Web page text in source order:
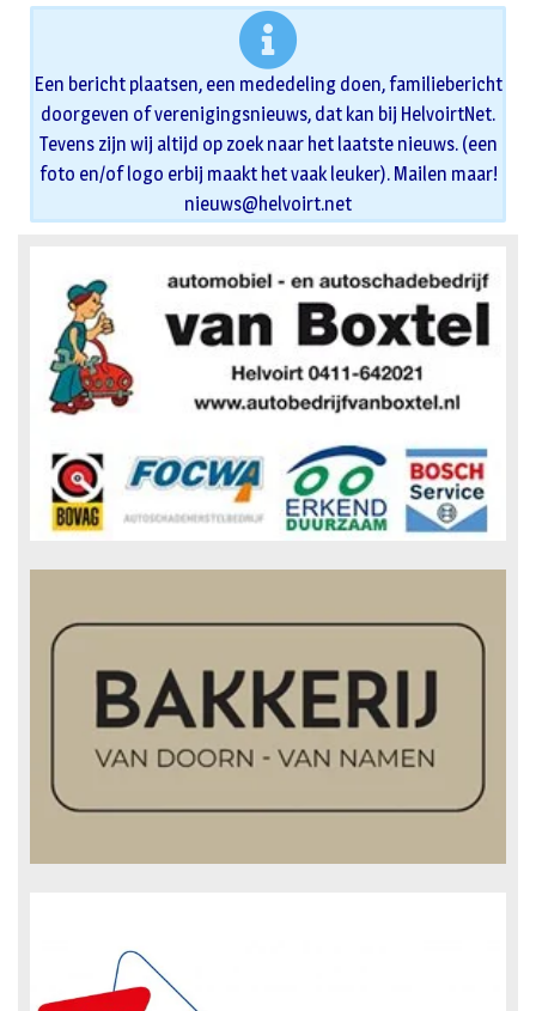
Een bericht plaatsen, een mededeling doen, familiebericht
doorgeven of verenigingsnieuws, dat kan bij HelvoirtNet.
Tevens zijn wij altijd op zoek naar het laatste nieuws. (een
foto en/of logo erbij maakt het vaak leuker). Mailen maar!
nieuws@helvoirt.net